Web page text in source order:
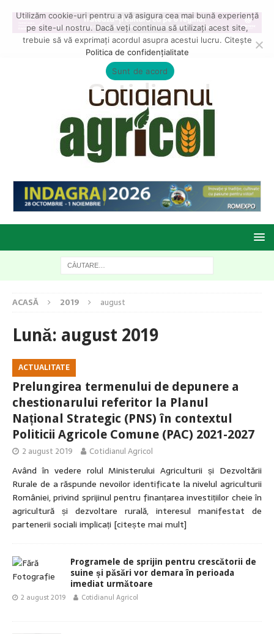
ACASĂ 2019 august
Lună: august 2019
ACTUALITATE
Prelungirea termenului de depunere a
chestionarului referitor la Planul
Național Strategic (PNS) în contextul
Politicii Agricole Comune (PAC) 2021-2027
2 august 2019 Cotidianul Agricol
Având în vedere rolul Ministerului Agriculturii și Dezvoltării
Rurale de a răspunde nevoilor identificate la nivelul agriculturii
României, privind sprijinul pentru finanțarea investițiilor cheie în
agricultură și dezvoltare rurală, interesul manifestat de
partenerii sociali implicați [citește mai mult]
Programele de sprijin pentru crescătorii de
suine și păsări vor demara în perioada
imediat următoare
2 august 2019 Cotidianul Agricol
Utilizăm cookie-uri pentru a vă asigura cea mai bună experiență
pe site-ul nostru. Dacă veți continua să utilizați acest site,
trebuie să vă exprimați acordul asupra acestui lucru. Citește
Politica de confidențialitate
Sunt de acord